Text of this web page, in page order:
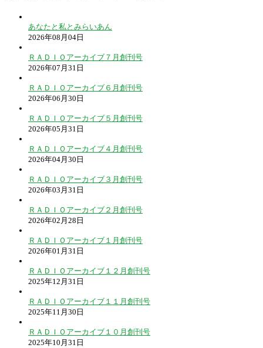
あなたと私とみらいあん
2026年08月04日
ＲＡＤＩＯアーカイブ７月創刊号
2026年07月31日
ＲＡＤＩＯアーカイブ６月創刊号
2026年06月30日
ＲＡＤＩＯアーカイブ５月創刊号
2026年05月31日
ＲＡＤＩＯアーカイブ４月創刊号
2026年04月30日
ＲＡＤＩＯアーカイブ３月創刊号
2026年03月31日
ＲＡＤＩＯアーカイブ２月創刊号
2026年02月28日
ＲＡＤＩＯアーカイブ１月創刊号
2026年01月31日
ＲＡＤＩＯアーカイブ１２月創刊号
2025年12月31日
ＲＡＤＩＯアーカイブ１１月創刊号
2025年11月30日
ＲＡＤＩＯアーカイブ１０月創刊号
2025年10月31日